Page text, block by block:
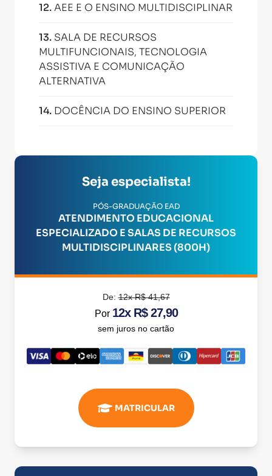
12.AEE E O ENSINO MULTIDISCIPLINAR
13. SALA DE RECURSOS
MULTIFUNCIONAIS, TECNOLOGIA
ASSISTIVA E COMUNICAÇÃO
ALTERNATIVA
14. DOCÊNCIA DO ENSINO SUPERIOR
Seja especialista!
PÓS-GRADUAÇÃO EAD
ATENDIMENTO EDUCACIONAL
ESPECIALIZADO E SALAS DE RECURSOS
MULTIDISCIPLINARES (800H)
De:12x R$ 41,67
Por 12x R$ 27,90
sem juros no cartão
MATRICULAR